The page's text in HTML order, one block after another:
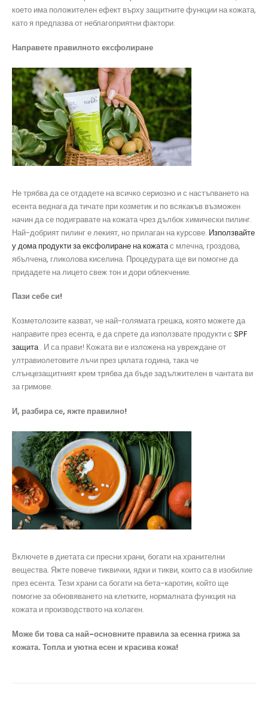
което има положителен ефект върху защитните функции на кожата,
като я предпазва от неблагоприятни фактори.
Направете правилното ексфолиране
Не трябва да се отдадете на всичко сериозно и с настъпването на
есента веднага да тичате при козметик и по всякакъв възможен
начин да се подигравате на кожата чрез дълбок химически пилинг.
Най-добрият пилинг е лекият, но прилаган на курсове. Използвайте
у дома продукти за ексфолиране на кожатас млечна, гроздова,
ябълчена, гликолова киселина. Процедурата ще ви помогне да
придадете на лицето свеж тон и дори облекчение.
Пази себе си!
Козметолозите казват, че най-голямата грешка, която можете да
направите през есента, е да спрете да използвате продукти с SPF
защита. И са прави! Кожата ви е изложена на увреждане от
ултравиолетовите лъчи през цялата година, така че
слънцезащитният крем трябва да бъде задължителен в чантата ви
за гримове.
И, разбира се, яжте правилно!
Включете в диетата си пресни храни, богати на хранителни
вещества. Яжте повече тиквички, ядки и тикви, които са в изобилие
през есента. Тези храни са богати на бета-каротин, който ще
помогне за обновяването на клетките, нормалната функция на
кожата и производството на колаген.
Може би това са най-основните правила за есенна грижа за
кожата. Топла и уютна есен и красива кожа!